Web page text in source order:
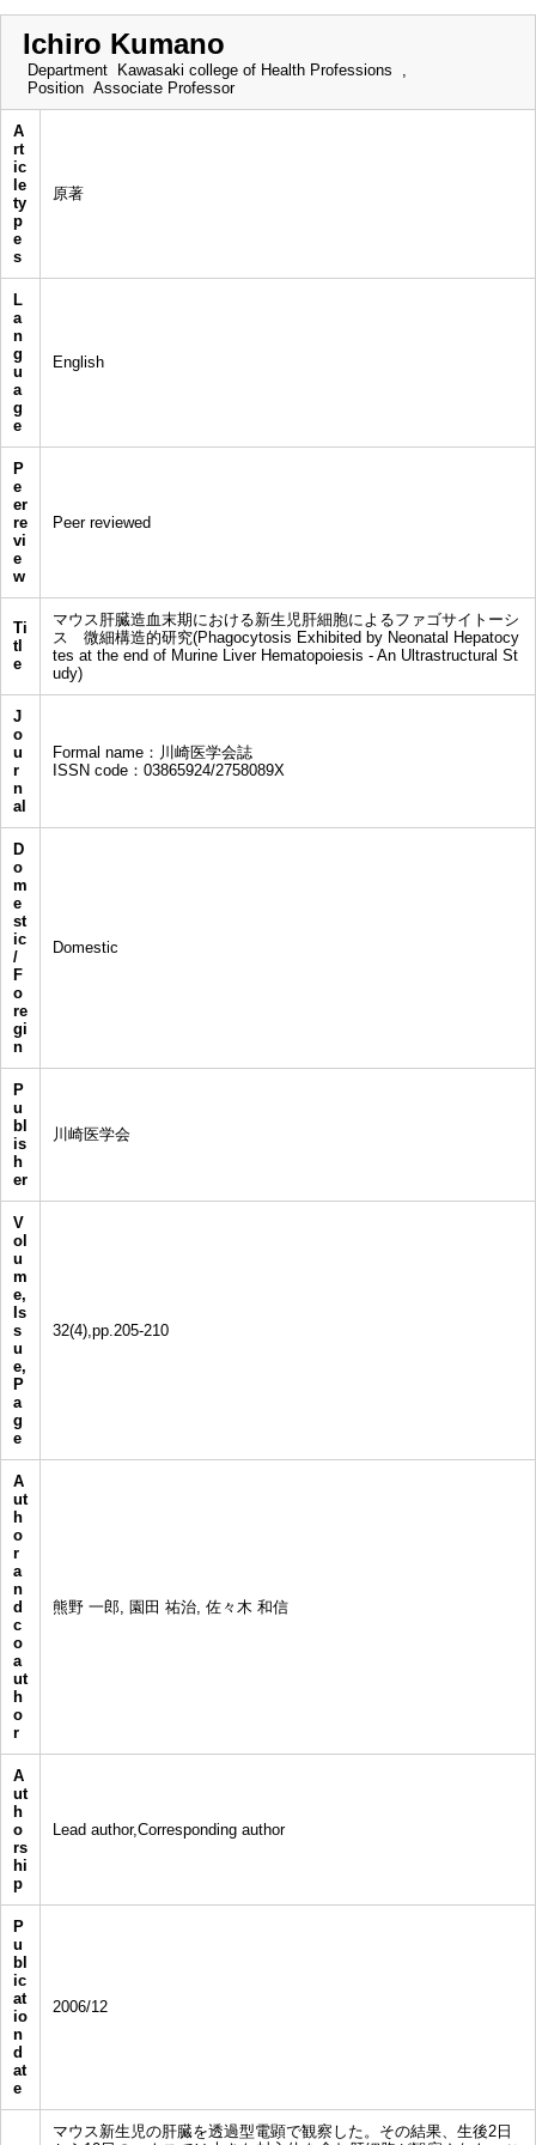
Ichiro Kumano
Department
Kawasaki college of Health Professions ,
Position Associate Professor
A
rt
ic
le
ty
p
e
s
原著
L
a
n
g
u
a
g
e
English
P
e
er
re
vi
e
w
Peer reviewed
Ti
tl
e
マウス肝臓造血末期における新生児肝細胞によるファゴサイトーシ
ス 微細構造的研究(Phagocytosis Exhibited by Neonatal Hepatocy
tes at the end of Murine Liver Hematopoiesis - An Ultrastructural St
udy)
J
o
u
r
n
al
Formal name：川崎医学会誌
ISSN code：03865924/2758089X
D
o
m
e
st
ic
/
F
o
re
gi
n
Domestic
P
u
bl
is
h
er
川崎医学会
V
ol
u
m
e,
Is
s
u
e,
P
a
g
e
32(4),pp.205-210
A
ut
h
o
r
a
n
d
c
o
a
ut
h
o
r
熊野 一郎, 園田 祐治, 佐々木 和信
A
ut
h
o
rs
hi
p
Lead author,Corresponding author
P
u
bl
ic
at
io
n
d
at
e
2006/12
マウス新生児の肝臓を透過型電顕で観察した。その結果、生後2日